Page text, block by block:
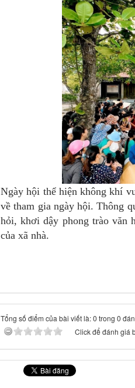
Ngày hội thể hiện không khí
về tham gia ngày hội. Thông
hỏi, khơi dậy phong trào văn
của xã nhà.
Tổng số điểm của bài viết là: 0 trong 0
Click để đánh giá